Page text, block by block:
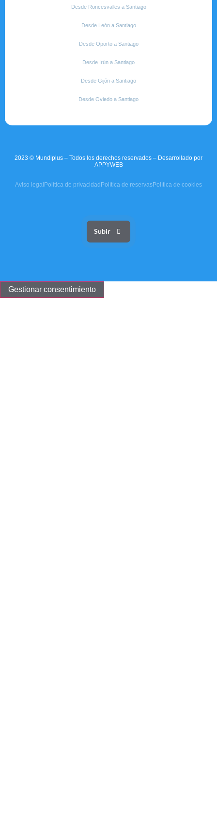
Desde Roncesvalles a Santiago
Desde León a Santiago
Desde Oporto a Santiago
Desde Irún a Santiago
Desde Gijón a Santiago
Desde Oviedo a Santiago
2023 © Mundiplus – Todos los derechos reservados – Desarrollado por
APPYWEB
Aviso legal Política de privacidad Política de reservasPolítica de cookies
Subir
Gestionar consentimiento